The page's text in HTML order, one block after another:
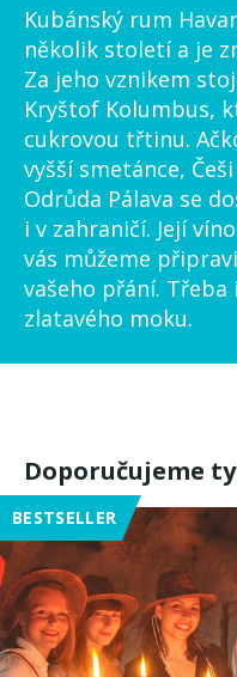
Kubánský rum
několik století a je
Za jeho vznikem
Kryštof Kolumbus,
cukrovou třtinu.
vyšší smetánce,
Odrůda Pálava se
i v zahraničí. Její
vás můžeme
vašeho přání.
zlatavého moku.
Doporučujeme
BESTSELLER